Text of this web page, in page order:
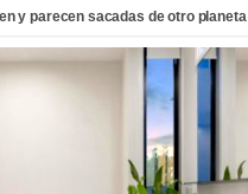
y parecen sacadas de otro planeta